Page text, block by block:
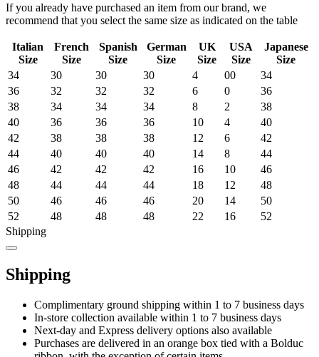
If you already have purchased an item from our brand, we
recommend that you select the same size as indicated on the table
Italian
Size
French
Size
Spanish
Size
German
Size
UK
Size
USA
Size
Japanese
Size
34
30 30 30 4 00
34
36
32 32 32 6 0
36
38
34 34 34 8 2
38
40
36 36 36 10 4
40
42
38 38 38 12 6
42
44
40 40 40 14 8
44
46
42 42 42 16 10
46
48
44 44 44 18 12
48
50
46 46 46 20 14
50
52
48 48 48 22 16
52
Shipping
Shipping
Complimentary ground shipping within 1 to 7 business days
In-store collection available within 1 to 7 business days
Next-day and Express delivery options also available
Purchases are delivered in an orange box tied with a Bolduc